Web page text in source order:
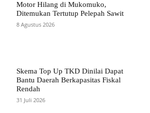
Motor Hilang di Mukomuko,
Ditemukan Tertutup Pelepah Sawit
8 Agustus 2026
Skema Top Up TKD Dinilai Dapat
Bantu Daerah Berkapasitas Fiskal
Rendah
31 Juli 2026